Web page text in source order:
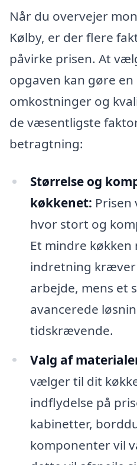
Når du overvejer
Kølby, er der flere
påvirke prisen. At
opgaven kan gøre
omkostninger og
de væsentligste
betragtning:
Størrelse og
køkkenet:
hvor stort og
Et mindre køkken
indretning
arbejde, mens et
avancerede
tidskrævende.
Valg af
vælger til dit
indflydelse på
kabinetter,
komponenter vil